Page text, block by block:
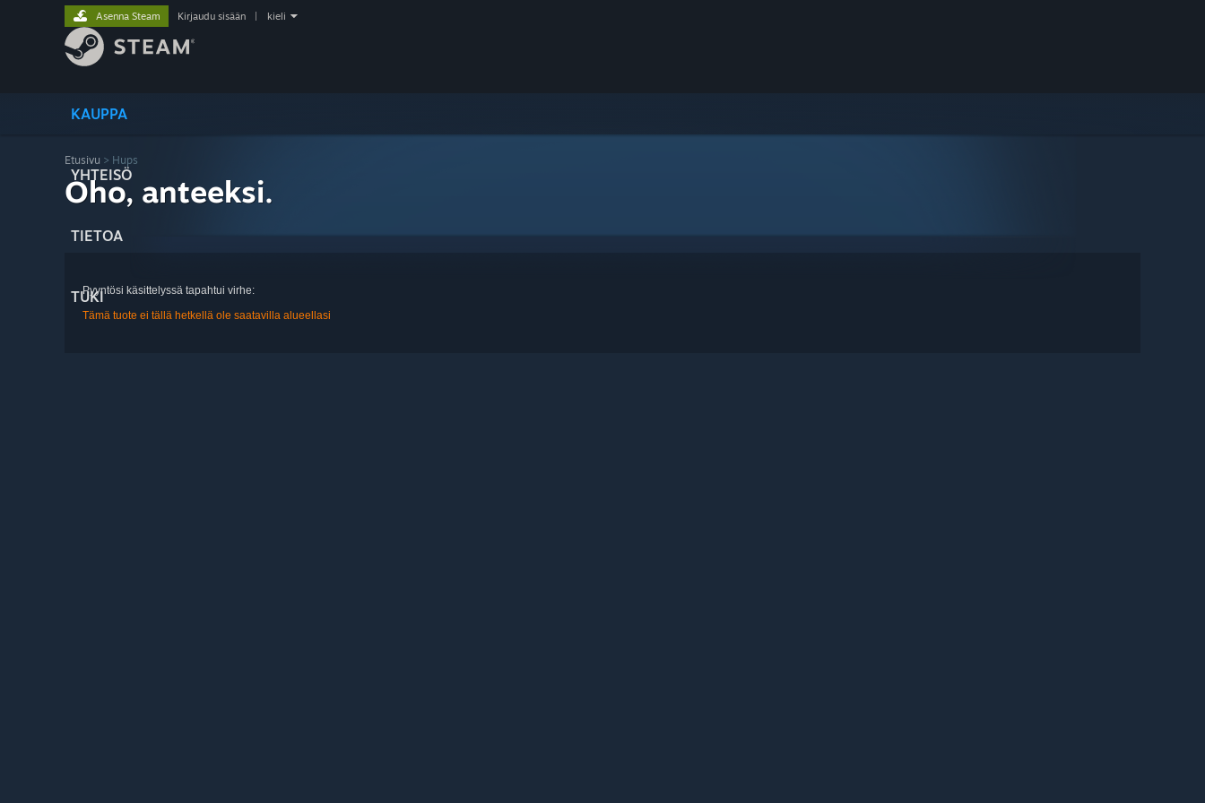
KAUPPA
YHTEISÖ
TIETOA
TUKI
Asenna Steam Kirjaudu sisään kieli
Etusivu > Hups
Oho, anteeksi.
Pyyntösi käsittelyssä tapahtui virhe:
Tämä tuote ei tällä hetkellä ole saatavilla alueellasi